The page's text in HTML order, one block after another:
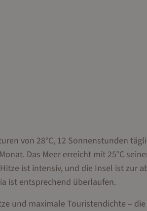
von 28°C, 12 Sonnenstunden
Das Meer erreicht mit 25°C
ist intensiv, und die Insel ist zur
ist entsprechend überlaufen.
und maximale Touristendichte –